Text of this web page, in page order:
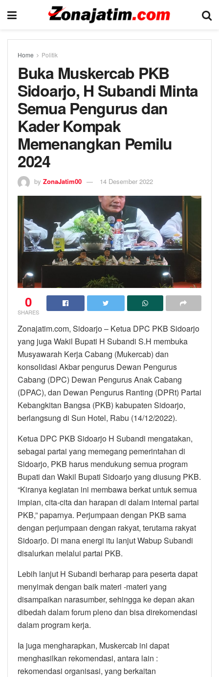
Home Politik
Buka Muskercab PKB
Sidoarjo, H Subandi Minta
Semua Pengurus dan
Kader Kompak
Memenangkan Pemilu
2024
by ZonaJatim00 14 Desember 2022
0
SHARES
Zonajatim.com, Sidoarjo – Ketua DPC PKB Sidoarjo
yang juga Wakil Bupati H Subandi S.H membuka
Musyawarah Kerja Cabang (Mukercab) dan
konsolidasi Akbar pengurus Dewan Pengurus
Cabang (DPC) Dewan Pengurus Anak Cabang
(DPAC), dan Dewan Pengurus Ranting (DPRt) Partai
Kebangkitan Bangsa (PKB) kabupaten Sidoarjo,
berlangsung di Sun Hotel, Rabu (14/12/2022).
Ketua DPC PKB Sidoarjo H Subandi mengatakan,
sebagai partai yang memegang pemerintahan di
Sidoarjo, PKB harus mendukung semua program
Bupati dan Wakil Bupati Sidoarjo yang diusung PKB.
“Kiranya kegiatan ini membawa berkat untuk semua
impian, cita-cita dan harapan di dalam internal partai
PKB,” paparnya. Perjumpaan dengan PKB sama
dengan perjumpaan dengan rakyat, terutama rakyat
Sidoarjo. Di mana energi itu lanjut Wabup Subandi
disalurkan melalui partai PKB.
Lebih lanjut H Subandi berharap para peserta dapat
menyimak dengan baik materi -materi yang
disampaikan narasumber, sehingga ke depan akan
dibedah dalam forum pleno dan bisa direkomendasi
dalam program kerja.
Ia juga mengharapkan, Muskercab ini dapat
menghasilkan rekomendasi, antara lain :
rekomendasi organisasi, yang berkaitan